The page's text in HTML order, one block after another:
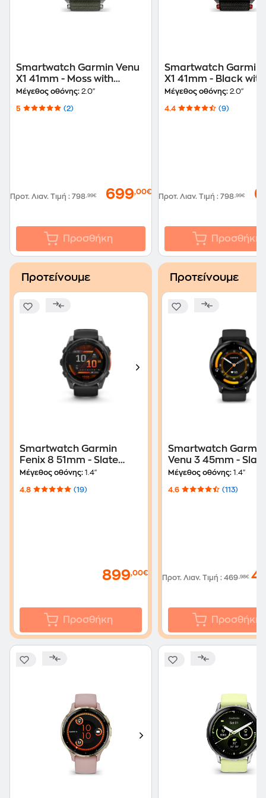
Smartwatch Garmin Venu
X1 41mm - Moss with
Titanium
Μέγεθος οθόνης: 2.0"
5 (2)
Προτ. Λιαν. Τιμή : 798,99€ 699,00€
Προσθήκη
Smartwatch Garmin
X1 41mm - Black
Titanium
Μέγεθος οθόνης: 2.0"
4.4 (9)
Προτ. Λιαν. Τιμή : 798,99€
Προσθήκη
Προτείνουμε
Smartwatch Garmin
Fenix 8 51mm - Slate
Gray with Black Silicone
Μέγεθος οθόνης: 1.4"
4.8 (19)
899,00€
Προσθήκη
Προτείνουμε
Smartwatch Garmin
Venu 3 45mm - Slate
Black
Μέγεθος οθόνης: 1.4"
4.6 (113)
Προτ. Λιαν. Τιμή : 469,98€
Προσθήκη